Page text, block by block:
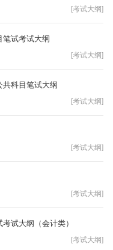
[考试大纲]
笔试考试大纲
[考试大纲]
共科目笔试大纲
[考试大纲]
[考试大纲]
[考试大纲]
试大纲（会计类）
[考试大纲]